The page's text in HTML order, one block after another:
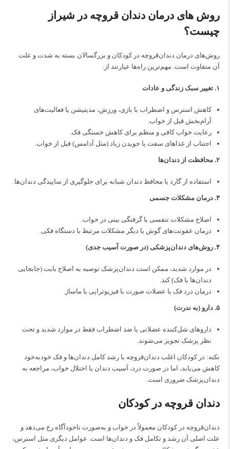
روش های درمان دندان قروچه در شیراز
چیست؟
روش‌های درمان دندان‌قروچه در کودکان و بزرگسالان بسته به شدت و علت
آن متفاوت است. مهم‌ترین راه‌ها عبارتند از:
۱. تغییر سبک زندگی و عادات
کاهش استرس و اضطراب با بازی، ورزش، مدیتیشن یا فعالیت‌های
آرام‌بخش قبل از خواب.
رعایت خواب کافی و منظم برای کاهش خستگی فک.
اجتناب از غذاهای سفت یا جویدن زیاد (مثل آدامس) قبل از خواب.
۲. محافظت از دندان‌ها
استفاده از گارد یا محافظ دندان شبانه برای جلوگیری از ساییدگی دندان‌ها.
۳. درمان مشکلات جسمی
اصلاح مشکلات تنفسی یا گرفتگی بینی در خواب.
درمان عفونت‌های گوش یا دیگر مشکلات مرتبط با دستگاه فکی.
۴. روش‌های دندان‌پزشکی (در صورت آسیب جدی)
در موارد شدید، ممکن است دندان‌پزشک توصیه به اصلاح بایت (جابجایی
دندان‌ها یا فک) کند.
درمان درد فک یا عضلات صورت با فیزیوتراپی یا ماساژ.
۵. دارو (به ندرت)
داروهای شل‌کننده عضلانی یا ضد اضطراب فقط در موارد شدید و تحت
نظر پزشک تجویز می‌شوند.
نکته: در کودکان اغلب دندان‌قروچه با رشد کامل دندان‌ها و فک خودبه‌خود
کاهش می‌یابد، اما در صورت درد، آسیب دندان یا اختلال خواب، مراجعه به
دندان‌پزشک ضروری است.
دندان قروچه در کودکان
دندان‌قروچه در کودکان معمولاً در خواب و به‌صورت ناخودآگاه رخ می‌دهد و
علت اصلی آن رشد و تکامل فک و دندان‌ها است. عوامل دیگری مثل استرس،